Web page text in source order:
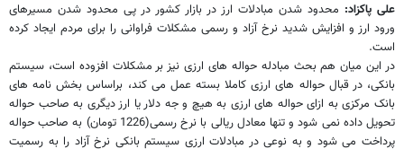
علی پاکزاد: محدود شدن مبادلات ارز در بازار کشور در پی محدود شدن مسیرهای
ورود ارز و افزایش شدید نرخ آزاد و رسمی مشکلات فراوانی را برای مردم ایجاد کرده
است.
در این میان هم بحث مبادله حواله های ارزی نیز بر مشکلات افزوده است، سیستم
بانکی، در قبال حواله های ارزی کاملا بسته عمل می کند، براساس بخش نامه های
بانک مرکزی به ازای حواله های ارزی به هیچ و جه دلار یا ارز دیگری به صاحب حواله
تحویل داده نمی شود و تنها معادل ریالی با نرخ رسمی(1226 تومان) به صاحب حواله
پرداخت می شود و به نوعی در مبادلات ارزی سیستم بانکی نرخ آزاد را به رسمیت